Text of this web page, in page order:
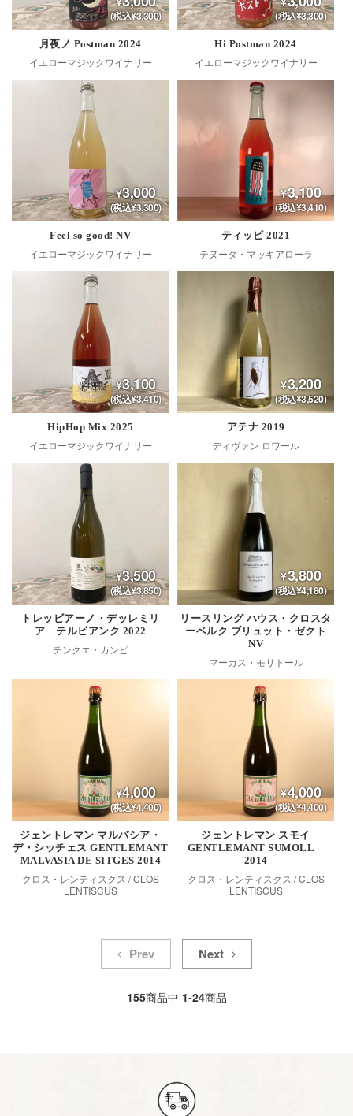
(税込¥3,300)
月夜ノ Postman 2024
イエローマジックワイナリー
(税込¥3,300)
Hi Postman 2024
イエローマジックワイナリー
3,000
(税込¥3,300)
Feel so good! NV
イエローマジックワイナリー
3,100
(税込¥3,410)
ティッピ 2021
テヌータ・マッキアローラ
3,100
(税込¥3,410)
HipHop Mix 2025
イエローマジックワイナリー
3,200
(税込¥3,520)
アテナ 2019
ディヴァン ロワール
3,500
(税込¥3,850)
トレッビアーノ・デッレミリ
ア テルビアンク 2022
チンクエ・カンピ
3,800
(税込¥4,180)
リースリング ハウス・クロスタ
ーベルク ブリュット・ゼクト
NV
マーカス・モリトール
4,000
(税込¥4,400)
ジェントレマン マルバシア・
デ・シッチェス GENTLEMANT
MALVASIA DE SITGES 2014
クロス・レンティスクス / CLOS
LENTISCUS
4,000
(税込¥4,400)
ジェントレマン スモイ
GENTLEMANT SUMOLL
2014
クロス・レンティスクス / CLOS
LENTISCUS
Prev Next
155商品中 1-24商品